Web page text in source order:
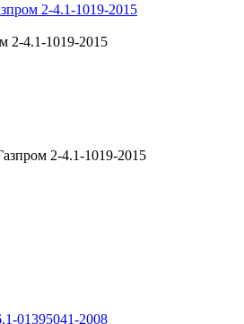
2-4.1-1019-2015
2-4.1-1019-2015
2-4.1-1019-2015
01395041-2008